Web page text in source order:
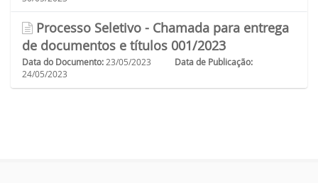
Processo Seletivo - Chamada para entrega
de documentos e títulos 001/2023
Data do Documento: 23/05/2023
Data de Publicação:
24/05/2023